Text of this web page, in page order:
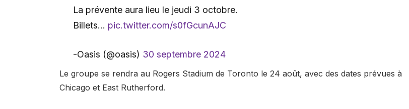
La prévente aura lieu le jeudi 3 octobre.
Billets… pic.twitter.com/s0fGcunAJC
-Oasis (@oasis) 30 septembre 2024
Le groupe se rendra au Rogers Stadium de Toronto le 24 août, avec des dates prévues à
Chicago et East Rutherford.